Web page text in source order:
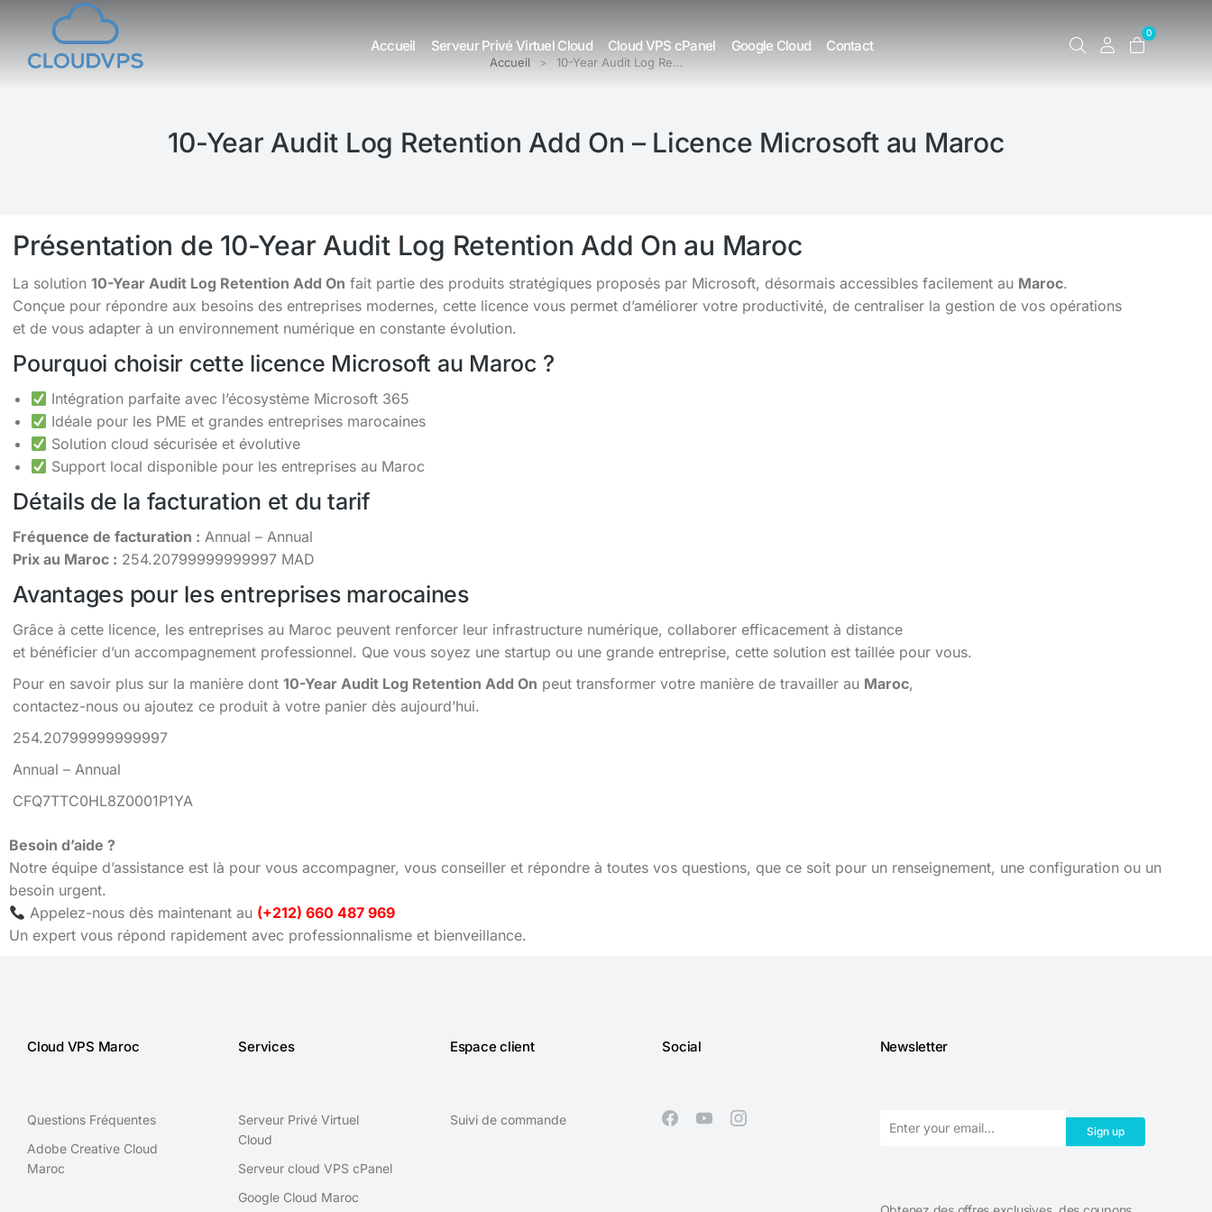
Accueil Serveur Privé Virtuel Cloud Cloud VPS cPanel Google Cloud Contact
0
Vous êtes ici : Accueil 10-Year Audit Log Re…
10-Year Audit Log Retention Add On – Licence Microsoft au Maroc
Présentation de 10-Year Audit Log Retention Add On au Maroc
La solution 10-Year Audit Log Retention Add On fait partie des produits stratégiques proposés par Microsoft, désormais accessibles facilement au Maroc.
Conçue pour répondre aux besoins des entreprises modernes, cette licence vous permet d’améliorer votre productivité, de centraliser la gestion de vos opérations
et de vous adapter à un environnement numérique en constante évolution.
Pourquoi choisir cette licence Microsoft au Maroc ?
Intégration parfaite avec l’écosystème Microsoft 365
Idéale pour les PME et grandes entreprises marocaines
Solution cloud sécurisée et évolutive
Support local disponible pour les entreprises au Maroc
Détails de la facturation et du tarif
Fréquence de facturation : Annual – Annual
Prix au Maroc : 254.20799999999997 MAD
Avantages pour les entreprises marocaines
Grâce à cette licence, les entreprises au Maroc peuvent renforcer leur infrastructure numérique, collaborer efficacement à distance
et bénéficier d’un accompagnement professionnel. Que vous soyez une startup ou une grande entreprise, cette solution est taillée pour vous.
Pour en savoir plus sur la manière dont 10-Year Audit Log Retention Add On peut transformer votre manière de travailler au Maroc,
contactez-nous ou ajoutez ce produit à votre panier dès aujourd’hui.
254.20799999999997
Annual – Annual
CFQ7TTC0HL8Z0001P1YA
Besoin d’aide ?
Notre équipe d’assistance est là pour vous accompagner, vous conseiller et répondre à toutes vos questions, que ce soit pour un renseignement, une configuration ou un
besoin urgent.
Appelez-nous dès maintenant au (+212) 660 487 969
Un expert vous répond rapidement avec professionnalisme et bienveillance.
Cloud VPS Maroc
Questions Fréquentes
Adobe Creative Cloud
Maroc
Services
Serveur Privé Virtuel
Cloud
Serveur cloud VPS cPanel
Google Cloud Maroc
Espace client
Suivi de commande
Social Newsletter
Sign up